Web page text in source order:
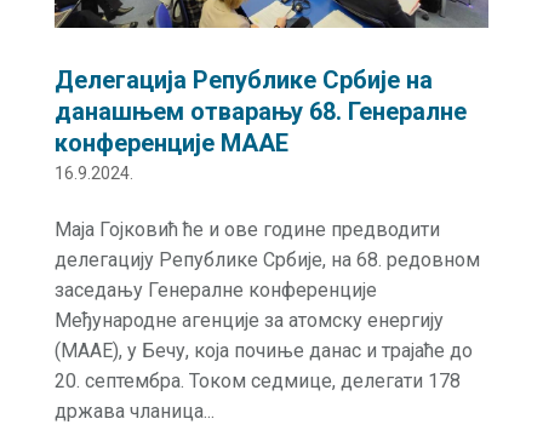
Делегација Републике Србије на
данашњем отварању 68. Генералне
конференције МААЕ
16.9.2024.
Маја Гојковић ће и ове године предводити
делегацију Републике Србије, на 68. редовном
заседању Генералне конференције
Међународне агенције за атомску енергију
(MAAE), у Бечу, која почиње данас и трајаће до
20. септембра. Током седмице, делегати 178
држава чланица...